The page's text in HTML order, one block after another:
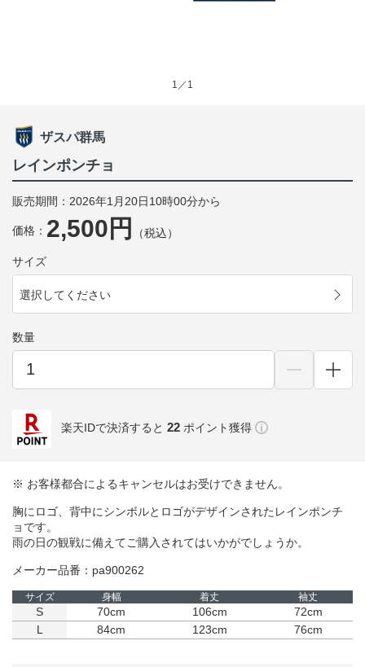
1／1
ザスパ群馬
レインポンチョ
販売期間：2026年1月20日10時00分から
価格： 2,500円 （税込）
サイズ
選択してください
数量
楽天IDで決済すると 22 ポイント獲得
※ お客様都合によるキャンセルはお受けできません。
胸にロゴ、背中にシンボルとロゴがデザインされたレインポンチ
ョです。
雨の日の観戦に備えてご購入されてはいかがでしょうか。
メーカー品番：pa900262
サイズ 身幅 着丈 袖丈
S 70cm 106cm
72cm
L
84cm 123cm 76cm